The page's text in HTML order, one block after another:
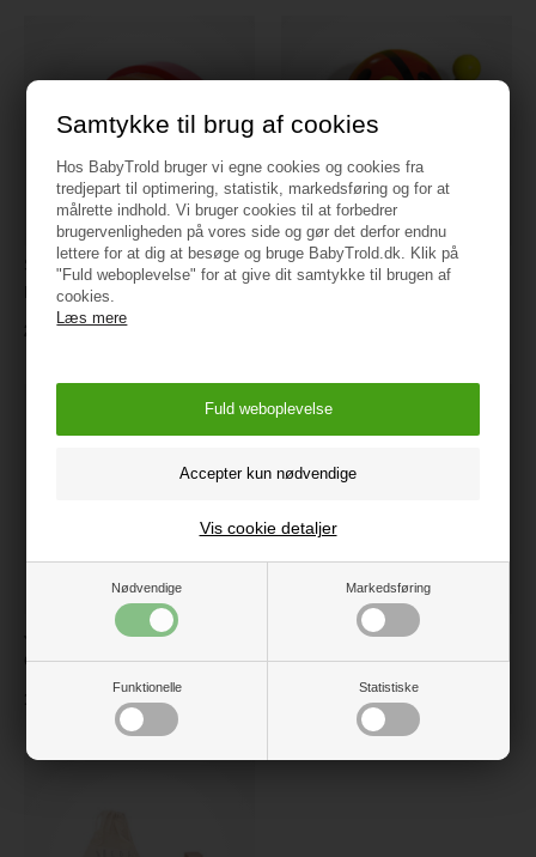
Samtykke til brug af cookies
Hos BabyTrold bruger vi egne cookies og cookies fra
tredjepart til optimering, statistik, markedsføring og for at
målrette indhold. Vi bruger cookies til at forbedrer
brugervenligheden på vores side og gør det derfor endnu
lettere for at dig at besøge og bruge BabyTrold.dk. Klik på
"Fuld weboplevelse" for at give dit samtykke til brugen af
cookies.
Læs mere
Nødvendige Markedsføring
Funktionelle Statistiske
Vis cookie detaljer
Small Foot Byggeblokke,
Regnbue
259 kr.
VILAC Træklegetøj -
JaBaDaBaDo Trækdyr Elefant
Grå
139 kr.
EverEarth Trækdyr -
Krokodille